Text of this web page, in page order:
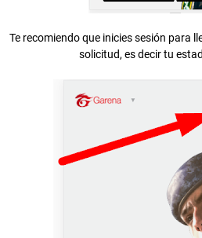
Te recomiendo que inicies sesión para
solicitud, es decir tu